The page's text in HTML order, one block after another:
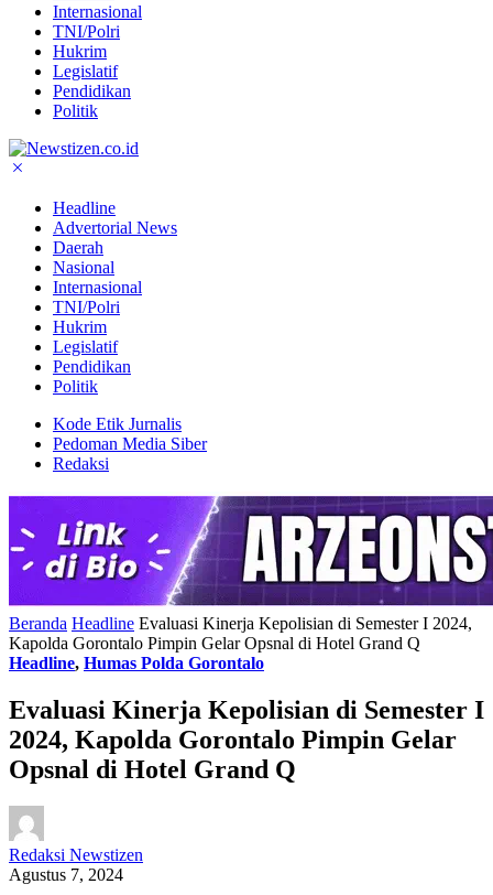
Internasional
TNI/Polri
Hukrim
Legislatif
Pendidikan
Politik
Headline
Advertorial News
Daerah
Nasional
Internasional
TNI/Polri
Hukrim
Legislatif
Pendidikan
Politik
Kode Etik Jurnalis
Pedoman Media Siber
Redaksi
Beranda Headline Evaluasi Kinerja Kepolisian di Semester I 2024,
Kapolda Gorontalo Pimpin Gelar Opsnal di Hotel Grand Q
Headline, Humas Polda Gorontalo
Evaluasi Kinerja Kepolisian di Semester I
2024, Kapolda Gorontalo Pimpin Gelar
Opsnal di Hotel Grand Q
Redaksi Newstizen
Agustus 7, 2024